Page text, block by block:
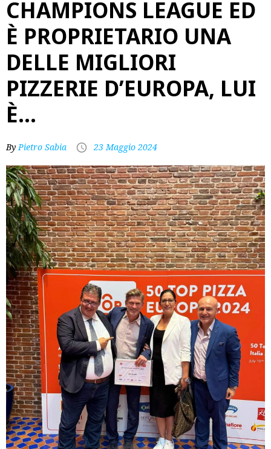
CHAMPIONS LEAGUE ED
È PROPRIETARIO UNA
DELLE MIGLIORI
PIZZERIE D’EUROPA, LUI
È…
ByPietro Sabia 23 Maggio 2024